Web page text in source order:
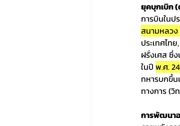
ยุคบุกเบิก
การบินในป
สนามหลวง
ประเทศไท
ฝรั่งเศส ซึ่
ในปี พ.ศ.
ทหารบกขึ้น
ทางการ (วิ
การพัฒนา